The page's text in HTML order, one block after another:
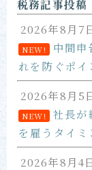
税務記事投稿
2026年8月7
NEW! 中間申
れを防ぐポイ
2026年8月5
NEW! 社長が
を雇うタイミ
2026年8月4